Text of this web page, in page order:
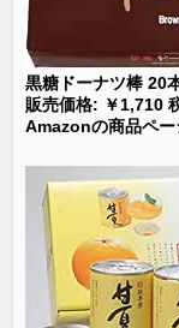
黒糖ドーナツ棒 20
販売価格: ￥1,710
Amazonの商品ペ